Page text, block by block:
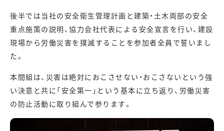
後半では当社の安全衛生管理計画と建築・土木両部の安全
重点施策の説明、協力会社代表による安全宣言を行い、建設
現場から労働災害を撲滅することを参加者全員で誓いまし
た。
本間組は、災害は絶対におこさせない・おこさないという強
い決意と共に「安全第一」という基本に立ち返り、労働災害
の防止活動に取り組んで参ります。